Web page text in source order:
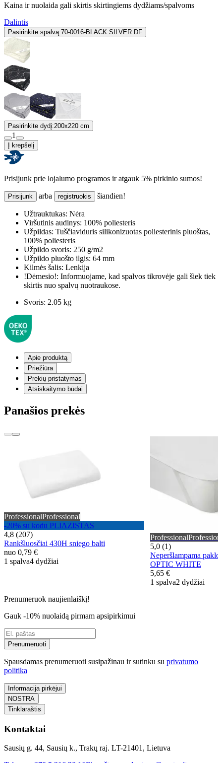
Kaina ir nuolaida gali skirtis skirtingiems dydžiams/spalvoms
Dalintis
Pasirinkite spalvą:70-0016-BLACK SILVER DF
Pasirinkite dydį:200x220 cm
1
Į krepšelį
Prisijunk prie lojalumo programos ir atgauk 5% pirkinio sumos!
Prisijunk arba registruokis šiandien!
Užtrauktukas: Nėra
Viršutinis audinys: 100% poliesteris
Užpildas: Tuščiaviduris silikonizuotas poliesterinis pluoštas,
100% poliesteris
Užpildo svoris: 250 g/m2
Užpildo pluošto ilgis: 64 mm
Kilmės šalis: Lenkija
!Dėmesio!: Informuojame, kad spalvos tikrovėje gali šiek tiek
skirtis nuo spalvų nuotraukose.
Svoris: 2.05 kg
Apie produktą
Priežiūra
Prekių pristatymas
Atsiskaitymo būdai
Panašios prekės
ProfessionalProfessional
-20% su kodu PLIAZISTAS
4,8 (207)
Rankšluosčiai 430H sniego balti
nuo 0,79 €
1 spalva4 dydžiai
Professional
5,0 (1)
Neperšlampama
OPTIC WHITE
5,65 €
1 spalva2 dydžiai
Prenumeruok naujienlaiškį!
Gauk -10% nuolaidą pirmam apsipirkimui
Prenumeruoti
Spausdamas prenumeruoti susipažinau ir sutinku su privatumo
politika
Informacija pirkėjui
NOSTRA
Tinklaraštis
Kontaktai
Sausių g. 44, Sausių k., Trakų raj. LT-21401, Lietuva